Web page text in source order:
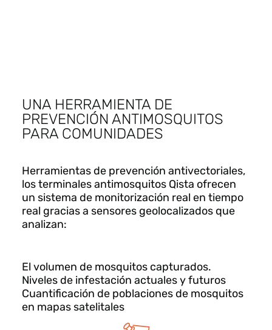
UNA HERRAMIENTA DE
PREVENCIÓN ANTIMOSQUITOS
PARA COMUNIDADES
Herramientas de prevención antivectoriales,
los terminales antimosquitos Qista ofrecen
un sistema de monitorización real en tiempo
real gracias a sensores geolocalizados que
analizan:
El volumen de mosquitos capturados.
Niveles de infestación actuales y futuros
Cuantificación de poblaciones de mosquitos
en mapas satelitales